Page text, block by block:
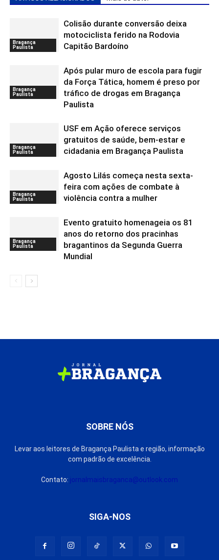
Bragança
Paulista
Colisão durante conversão deixa
motociclista ferido na Rodovia
Capitão Bardoíno
Bragança
Paulista
Após pular muro de escola para fugir
da Força Tática, homem é preso por
tráfico de drogas em Bragança
Paulista
Bragança
Paulista
USF em Ação oferece serviços
gratuitos de saúde, bem-estar e
cidadania em Bragança Paulista
Bragança
Paulista
Agosto Lilás começa nesta sexta-
feira com ações de combate à
violência contra a mulher
Bragança
Paulista
Evento gratuito homenageia os 81
anos do retorno dos pracinhas
bragantinos da Segunda Guerra
Mundial
SOBRE NÓS
Levar aos leitores de Bragança Paulista e região, informação
com padrão de excelência.
Contato: jornalmaisbraganca@outlook.com
SIGA-NOS